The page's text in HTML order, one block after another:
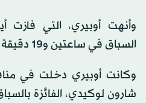
السباق في ساعتين و19 دقيقة و51 ثانية.
وكانت أوبيري دخلت في